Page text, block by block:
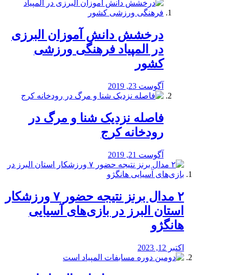
درخشش دانش آموزان البرزی
در المپیاد فرهنگی ورزشی
کشور
آگوست 23, 2019
️فاصله نزدیک شنا و مرگ در
رودخانه کرج
آگوست 21, 2019
۲ مدال برنز نتیجه حضور ۷ ورزشکار
استان البرز در بازی‌های آسیایی
هانگژو
اکتبر 12, 2023